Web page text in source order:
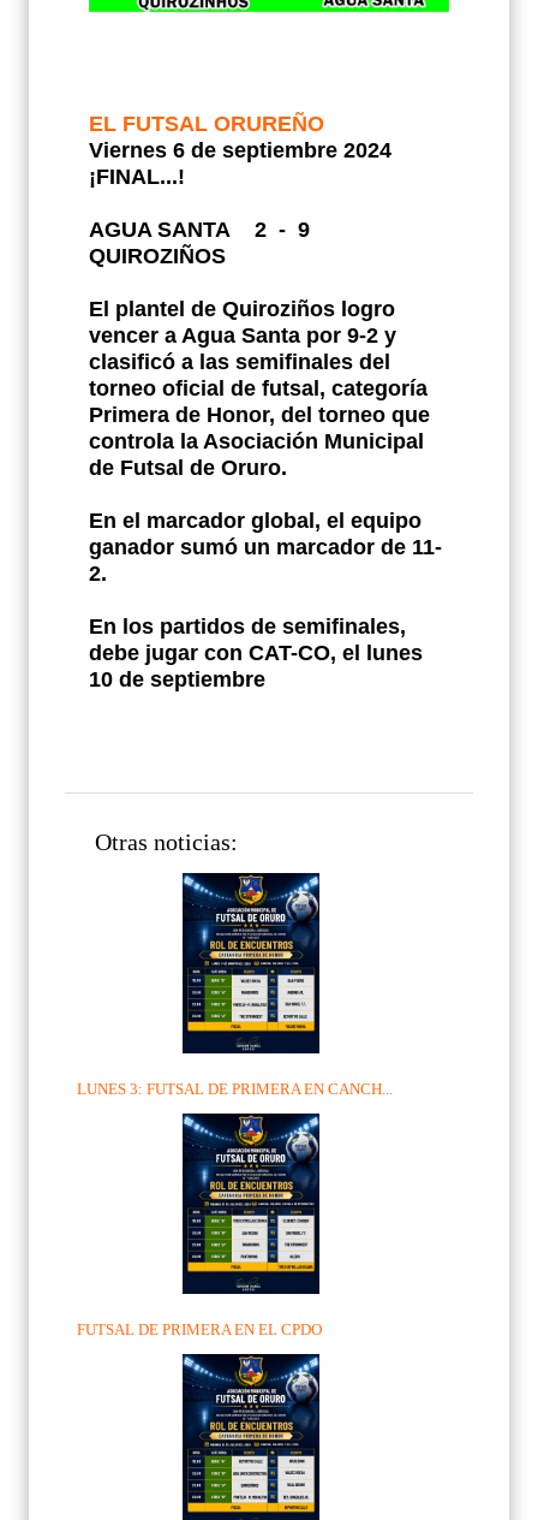
EL FUTSAL ORUREÑO
Viernes 6 de septiembre 2024
¡FINAL...!
AGUA SANTA 2 - 9
QUIROZIÑOS
El plantel de Quiroziños logro
vencer a Agua Santa por 9-2 y
clasificó a las semifinales del
torneo oficial de futsal, categoría
Primera de Honor, del torneo que
controla la Asociación Municipal
de Futsal de Oruro.
En el marcador global, el equipo
ganador sumó un marcador de 11-
2.
En los partidos de semifinales,
debe jugar con CAT-CO, el lunes
10 de septiembre
Otras noticias:
LUNES 3: FUTSAL DE PRIMERA EN CANCH...
FUTSAL DE PRIMERA EN EL CPDO